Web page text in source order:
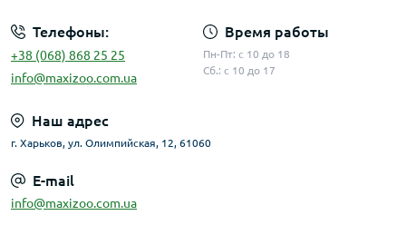
Телефоны:
+38 (068) 868 25 25
info@maxizoo.com.ua
Время работы
Пн-Пт: с 10 до 18
Сб.: с 10 до 17
Наш адрес
г. Харьков, ул. Олимпийская, 12, 61060
E-mail
info@maxizoo.com.ua